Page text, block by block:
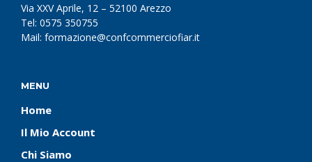
Via XXV Aprile, 12 – 52100 Arezzo
Tel: 0575 350755
Mail: formazione@confcommerciofiar.it
MENU
Home
Il Mio Account
Chi Siamo